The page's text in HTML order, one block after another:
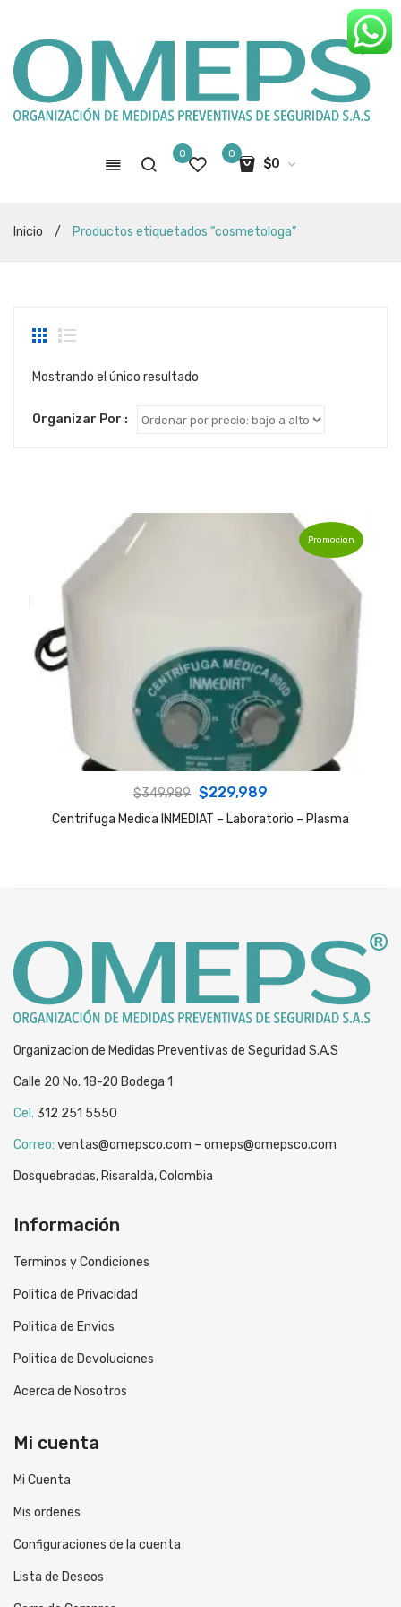
0 0
$0
compras
Inicio / Productos etiquetados “cosmetologa”
Mostrando el único resultado
Organizar Por :
Promocion
$349,989 Original
price
$229,989
price
Centrifuga Medica INMEDIAT – Laboratorio – Plasma
Organizacion de Medidas Preventivas de Seguridad S.A.S
Calle 20 No. 18-20 Bodega 1
Cel. 312 251 5550
Correo: ventas@omepsco.com – omeps@omepsco.com
Dosquebradas, Risaralda, Colombia
Información
Terminos y Condiciones
Politica de Privacidad
Politica de Envios
Politica de Devoluciones
Acerca de Nosotros
Mi cuenta
Mi Cuenta
Mis ordenes
Configuraciones de la cuenta
Lista de Deseos